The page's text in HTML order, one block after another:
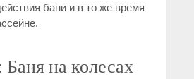
бани и в то же время
на колесах